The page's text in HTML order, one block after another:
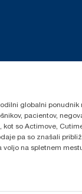
globalni
pacientov,
so Actimove,
pa so znašali
voljo na spletnem